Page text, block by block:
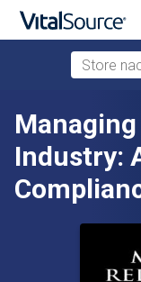
Zum Hauptinhalt
Store
Industry: